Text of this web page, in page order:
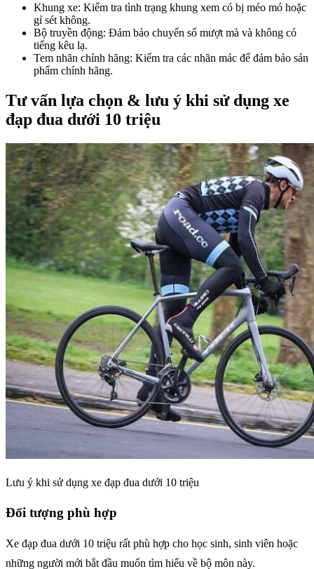
Khung xe: Kiểm tra tình trạng khung xem có bị méo mó hoặc
gỉ sét không.
Bộ truyền động: Đảm bảo chuyển số mượt mà và không có
tiếng kêu lạ.
Tem nhãn chính hãng: Kiểm tra các nhãn mác để đảm bảo sản
phẩm chính hãng.
Tư vấn lựa chọn & lưu ý khi sử dụng xe
đạp đua dưới 10 triệu
Lưu ý khi sử dụng xe đạp đua dưới 10 triệu
Đối tượng phù hợp
Xe đạp đua dưới 10 triệu rất phù hợp cho học sinh, sinh viên hoặc
những người mới bắt đầu muốn tìm hiểu về bộ môn này.